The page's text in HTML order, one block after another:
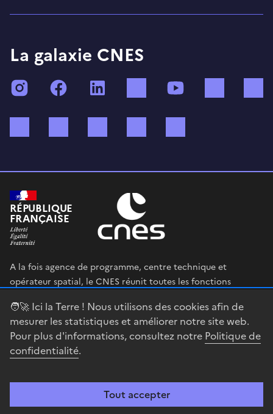
🧑‍🚀 Ici la Terre ! Nous utilisons des cookies afin de
mesurer les statistiques et améliorer notre site web.
Pour plus d'informations, consultez notre Politique de
confidentialité.
Tout accepter
La galaxie CNES
InstagramFacebook TikTok
RÉPUBLIQUE
FRANÇAISE
A la fois agence de programme, centre technique et
opérateur spatial, le CNES réunit toutes les fonctions
en œuvre sa stratégie spatiale.
legifrance.gouv.fr
gouvernement.fr
Accessibilité : partiellement conforme Mentions légales